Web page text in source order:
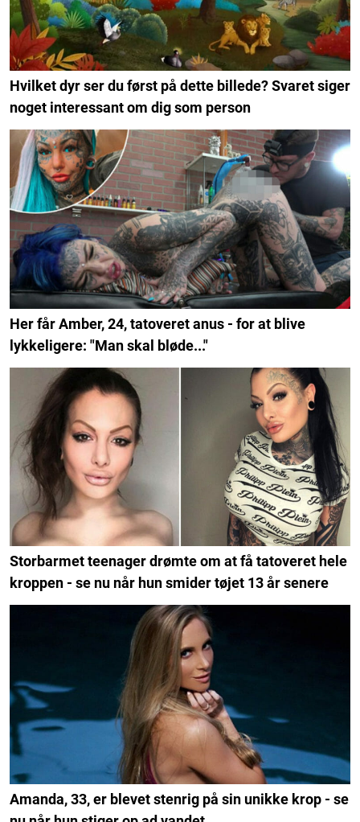
Hvilket dyr ser du først på dette billede? Svaret siger
noget interessant om dig som person
Her får Amber, 24, tatoveret anus - for at blive
lykkeligere: "Man skal bløde..."
Storbarmet teenager drømte om at få tatoveret hele
kroppen - se nu når hun smider tøjet 13 år senere
Amanda, 33, er blevet stenrig på sin unikke krop - se